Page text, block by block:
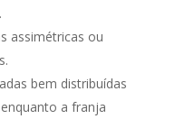
assimétricas ou
bem distribuídas
a franja